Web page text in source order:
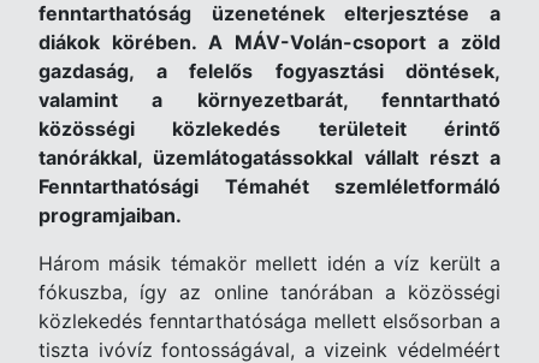
fenntarthatóság üzenetének elterjesztése a
diákok körében. A MÁV-Volán-csoport a zöld
gazdaság, a felelős fogyasztási döntések,
valamint a környezetbarát, fenntartható
közösségi közlekedés területeit érintő
tanórákkal, üzemlátogatássokkal vállalt részt a
Fenntarthatósági Témahét szemléletformáló
programjaiban.
Három másik témakör mellett idén a víz került a
fókuszba, így az online tanórában a közösségi
közlekedés fenntarthatósága mellett elsősorban a
tiszta ivóvíz fontosságával, a vizeink védelméért